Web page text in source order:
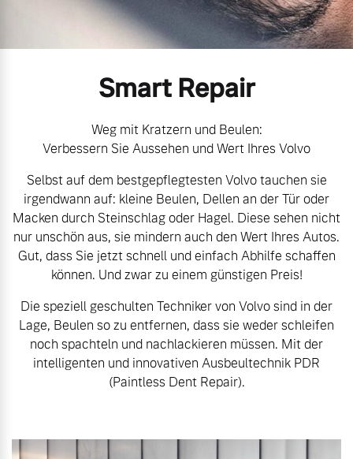
Geschäftskunden
Editionsmodelle
Konnektivität
Angebot anfragen
Fahrzeug konfigurieren
Gebrauchtwagen
Aktuelle Zubehörangebote
Zubehörkatalog
Service by Volvo
Sie erhalten bei uns eine
Vielzahl von Original
Sommer Kompletträder.
Bitte sprechen Sie uns
direkt an.
Mehr erfahren
Kontakt und Anfahrt
Smart Repair
Weg mit Kratzern und Beulen:
Verbessern Sie Aussehen und Wert Ihres Volvo
Selbst auf dem bestgepflegtesten Volvo tauchen sie
irgendwann auf: kleine Beulen, Dellen an der Tür oder
Macken durch Steinschlag oder Hagel. Diese sehen nicht
nur unschön aus, sie mindern auch den Wert Ihres Autos.
Gut, dass Sie jetzt schnell und einfach Abhilfe schaffen
können. Und zwar zu einem günstigen Preis!
Die speziell geschulten Techniker von Volvo sind in der
Lage, Beulen so zu entfernen, dass sie weder schleifen
noch spachteln und nachlackieren müssen. Mit der
intelligenten und innovativen Ausbeultechnik PDR
(Paintless Dent Repair).